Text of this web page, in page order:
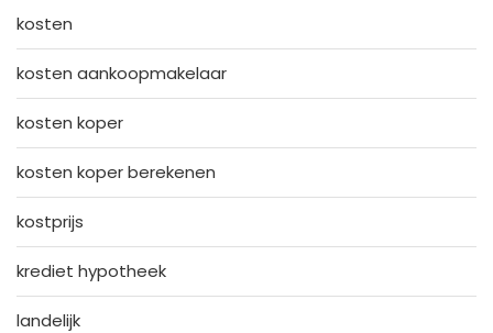
kosten
kosten aankoopmakelaar
kosten koper
kosten koper berekenen
kostprijs
krediet hypotheek
landelijk